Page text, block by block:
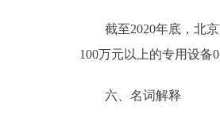
截至2020年底，北京
100万元以上的专用设备0
六、名词解释